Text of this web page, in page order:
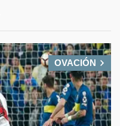
OVACIÓN